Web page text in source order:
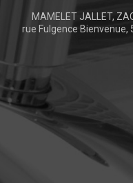
MAMELET JALLET,
rue Fulgence Bienvenue,